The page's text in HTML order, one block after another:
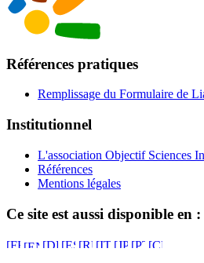
Références pratiques
Remplissage du Formulaire de
Institutionnel
L'association Objectif Sciences
Références
Mentions légales
Ce site est aussi disponible en :